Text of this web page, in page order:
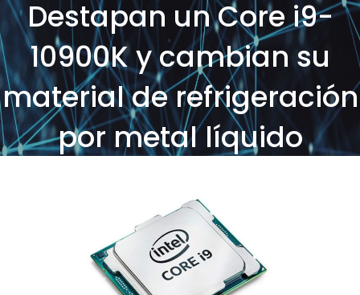
Destapan un Core i9-
10900K y cambian su
material de refrigeración
por metal líquido